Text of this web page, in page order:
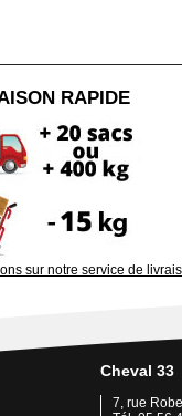
RAPIDE
sur notre service de
Cheval 33
7, rue